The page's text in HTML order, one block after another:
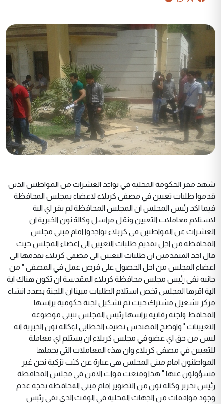
شهد مقر الحكومة المحلية في تواجد العشرات من المواطنين الذين
قدموا طلبات تعيين في مصفى كربلاء لاعضاء بمجلس المحافظة
فيما اكد رئيس المجلس ان المجلس المحافظة لم يقر اي الية
لاستلام معاملات التعيين ونقل مراسل وكالة نون الخبرية ان
العشرات من المواطنين في كربلاء تواجدوا امام مبنى مجلس
المحافظة من اجل تقديم طلبات التعيين الى اعضاء المجلس حيث
قال احد المتقدمين ان طلبات التعيين الى مصفى كربلاء نقدمها الى
اعضاء المجلس من اجل الحصول على فرص عمل في المصفى " من
جانبه نفى رئيس مجلس محافظة كربلاء المقدسة ان تكون هناك اية
الية اقرها المجلس تخص استلام الطلبات مبينا ان اللجنة بصدد انشاء
مركز تشغيل مشترك حيث تم تشكيل لجنة حكومية يراسها
المحافظ ولجنة رقابية يراسها رئيس المجلس تتبنى موضوعة
التعيينات " واوضح المهندس نصيف الخطابي لوكالة نون الخبرية انه
ليس من حق اي عضو في مجلس كربلاء ان يستلم اي معاملة
للتعيين في مصفى كربلاء وان هذه المعاملات التي يحملها
المواطنون امام مبنى المجلس هي عبارة عن كتب تزكية نحن غير
مسؤولون عنها " هذا ومنعت قوات الامن في مجلس المحافظة
رئيس تحرير وكالة نون من التصوير امام مبنى المحافظة بحجة عدم
وجود موافقات من الجهات المحلية في الوقت الذي نفى رئيس